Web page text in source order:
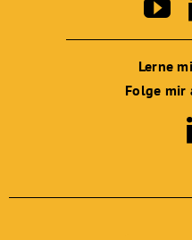
Lerne
Folge mir